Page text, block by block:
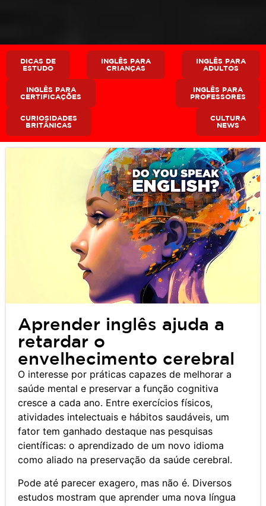
DICAS DE
ESTUDO
INGLÊS PARA
CRIANÇAS
INGLÊS PARA
ADULTOS
INGLÊS PARA
CERTIFICAÇÕES
INGLÊS PARA
PROFESSORES
CURIOSIDADES
BRITÂNICAS
CULTURA
NEWS
Aprender inglês ajuda a
retardar o
envelhecimento cerebral
O interesse por práticas capazes de melhorar a
saúde mental e preservar a função cognitiva
cresce a cada ano. Entre exercícios físicos,
atividades intelectuais e hábitos saudáveis, um
fator tem ganhado destaque nas pesquisas
científicas: o aprendizado de um novo idioma
como aliado na preservação da saúde cerebral.
Pode até parecer exagero, mas não é. Diversos
estudos mostram que aprender uma nova língua